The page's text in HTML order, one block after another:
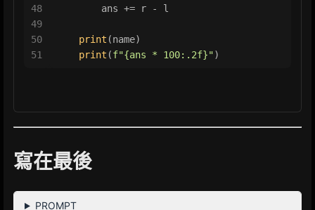
48
49
50
51
        ans += r - l
print (name)
print (f"{ans * 100: .2f}")
寫在最後
PROMPT